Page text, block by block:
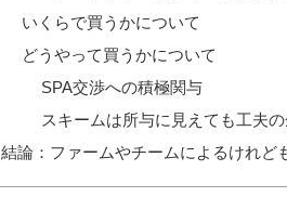
いくらで買うかについて
どうやって買うかについて
SPA交渉への積極関与
スキームは所与に見えても工夫
結論：ファームやチームによるけれど